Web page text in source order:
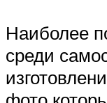
Наиболее
среди